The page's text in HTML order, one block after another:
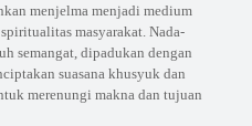
menjelma menjadi medium
masyarakat. Nada-
semangat, dipadukan dengan
suasana khusyuk dan
merenungi makna dan tujuan